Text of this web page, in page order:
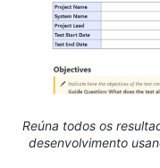
Reúna todos os
desenvolvimento